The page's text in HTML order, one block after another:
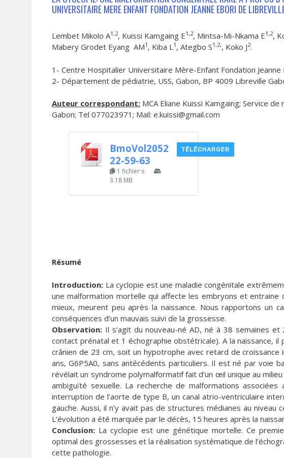
UNIVERSITAIRE MERE ENFANT FONDATION JEANNE EBORI DE
Lembet Mikolo A1,2, Kuissi Kamgaing E1,2, Mintsa-Mi-Nkama E1,2,
Mabery Grodet Eyang AM1 , Kiba L1 , Ategbo S1,2,, Koko J2.
1- Centre Hospitalier Universitaire Mère-Enfant Fondation Jeanne
2- Département de pédiatrie, USS, Gabon, BP 4009 Libreville
Auteur correspondant: MCA Eliane Kuissi Kamgaing; Service
Gabon; Tel 077023971; Mail: e.kuissi@gmail.com
BmoVol2052
22-59-63
1 fichier·s
3.18 MB
TÉLÉCHARGER
Résumé
Introduction: La cyclopie est une maladie congénitale
une malformation mortelle qui affecte les embryons et entraine
mieux, meurent peu après la naissance. Nous rapportons un
conséquences d’un mauvais suivi de la grossesse.
Observation: Il s’agit du nouveau-né AD, né à 38 semaines
contact prénatal et 1 échographie obstétricale). A la naissance,
crânien de 23 cm, soit un hypotrophe avec retard de
ans, G6P5A0, sans antécédents particuliers. Il est né par voie
révélait un syndrome polymalformatif fait d’un œil unique au
ambiguïté sexuelle. La recherche de malformations
interruption de l’aorte de type B, un canal atrio-ventriculaire
gauche. Aussi, il n’y avait pas de structures médianes au
L’évolution a été marquée par le décès, 15 heures après la
Conclusion: La cyclopie est une génétique mortelle. Ce
optimal des grossesses et la réalisation systématique de
cette pathologie.